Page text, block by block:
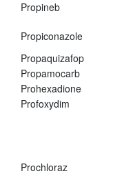
Propineb
Propiconazole
Propaquizafop
Propamocarb
Prohexadione
Profoxydim
Prochloraz